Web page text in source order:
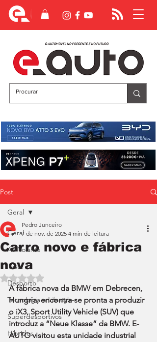
Post
Geral
Ao Volante
Teste
Desporto
Tecnologia e Lifestyle
Superdesportivos
Híbridos
Geral
Carro novo e fábrica
nova
Pedro Junceiro
7 de nov. de 2025 4 min de leitura
Avaliado com NaN de 5 estrelas.
A fábrica nova da BMW em Debrecen,
Hungria, encontra-se pronta a produzir
o iX3, Sport Utility Vehicle (SUV) que
introduz a “Neue Klasse” da BMW. E-
AUTO visitou esta unidade industrial